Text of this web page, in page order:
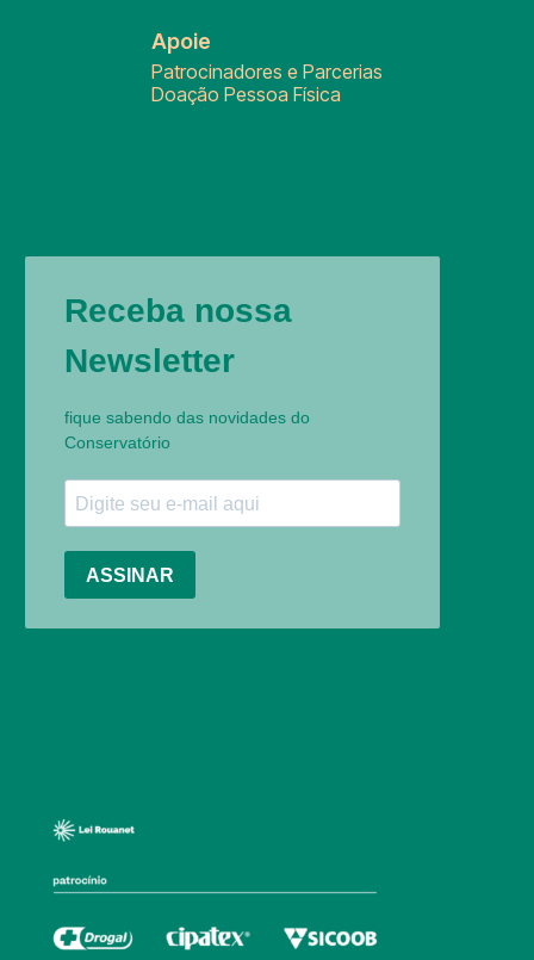
Apoie
Patrocinadores e Parcerias
Doação Pessoa Física